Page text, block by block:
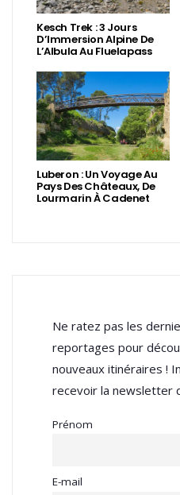
Kesch Trek : 3 Jours
D’Immersion Alpine De
L’Albula Au Fluelapass
Luberon : Un Voyage Au
Pays Des Châteaux, De
Lourmarin À Cadenet
Ne ratez pas les
reportages pour
nouveaux itinéraires !
recevoir la newsletter
Prénom
E-mail